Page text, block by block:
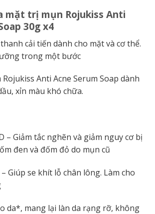
mặt trị mụn Rojukiss Anti
30g x4
cải tiến dành cho mặt và cơ thể.
trong một bước
Anti Acne Serum Soap dành
xỉn màu khó chữa.
– Giảm tắc nghẽn và giảm nguy cơ bị
đen và đốm đỏ do mụn cũ
– Giúp se khít lỗ chân lông. Làm cho
da*, mang lại làn da rạng rỡ, không